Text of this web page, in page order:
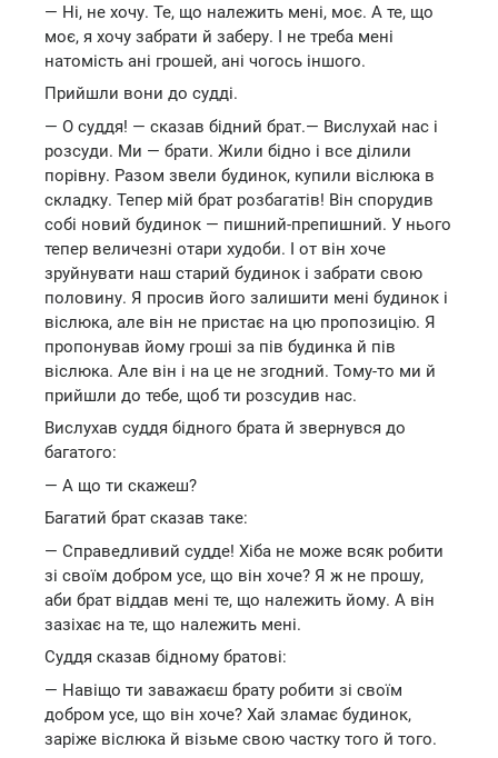
— Ні, не хочу. Те, що належить мені, моє. А те, що
моє, я хочу забрати й заберу. І не треба мені
натомість ані грошей, ані чогось іншого.
Прийшли вони до судді.
— О суддя! — сказав бідний брат.— Вислухай нас і
розсуди. Ми — брати. Жили бідно і все ділили
порівну. Разом звели будинок, купили віслюка в
складку. Тепер мій брат розбагатів! Він спорудив
собі новий будинок — пишний-препишний. У нього
тепер величезні отари худоби. І от він хоче
зруйнувати наш старий будинок і забрати свою
половину. Я просив його залишити мені будинок і
віслюка, але він не пристає на цю пропозицію. Я
пропонував йому гроші за пів будинка й пів
віслюка. Але він і на це не згодний. Тому-то ми й
прийшли до тебе, щоб ти розсудив нас.
Вислухав суддя бідного брата й звернувся до
багатого:
— А що ти скажеш?
Багатий брат сказав таке:
— Справедливий судде! Хіба не може всяк робити
зі своїм добром усе, що він хоче? Я ж не прошу,
аби брат віддав мені те, що належить йому. А він
зазіхає на те, що належить мені.
Суддя сказав бідному братові:
— Навіщо ти заважаєш брату робити зі своїм
добром усе, що він хоче? Хай зламає будинок,
заріже віслюка й візьме свою частку того й того.